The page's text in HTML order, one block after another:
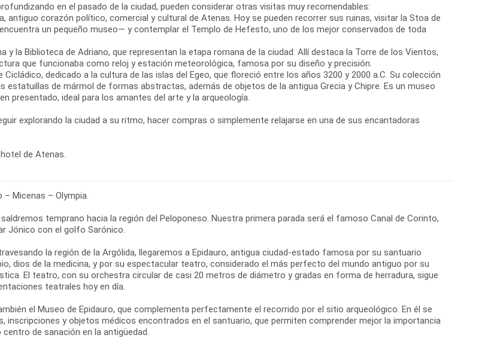
en el pasado de la ciudad, pueden considerar otras visitas muy recomendables:
antiguo corazón político, comercial y cultural de Atenas. Hoy se pueden recorrer sus ruinas, visitar la Stoa de
un pequeño museo— y contemplar el Templo de Hefesto, uno de los mejor conservados de toda
y la Biblioteca de Adriano, que representan la etapa romana de la ciudad. Allí destaca la Torre de los Vientos,
que funcionaba como reloj y estación meteorológica, famosa por su diseño y precisión.
Cicládico, dedicado a la cultura de las islas del Egeo, que floreció entre los años 3200 y 2000 a.C. Su colección
estatuillas de mármol de formas abstractas, además de objetos de la antigua Grecia y Chipre. Es un museo
presentado, ideal para los amantes del arte y la arqueología.
explorando la ciudad a su ritmo, hacer compras o simplemente relajarse en una de sus encantadoras
de Atenas.
– Micenas – Olympia.
temprano hacia la región del Peloponeso. Nuestra primera parada será el famoso Canal de Corinto,
Jónico con el golfo Sarónico.
la región de la Argólida, llegaremos a Epidauro, antigua ciudad-estado famosa por su santuario
dios de la medicina, y por su espectacular teatro, considerado el más perfecto del mundo antiguo por su
El teatro, con su orchestra circular de casi 20 metros de diámetro y gradas en forma de herradura, sigue
teatrales hoy en día.
el Museo de Epidauro, que complementa perfectamente el recorrido por el sitio arqueológico. En él se
inscripciones y objetos médicos encontrados en el santuario, que permiten comprender mejor la importancia
centro de sanación en la antigüedad.